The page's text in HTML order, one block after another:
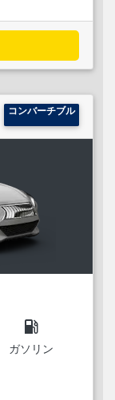
コンバーチブル
local_gas_station
ガソリン